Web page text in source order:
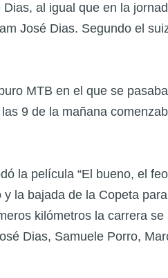
al igual que en la
José Dias. Segundo el
MTB en el que se
9 de la mañana
la película “El bueno, el
la bajada de la Copeta para
kilómetros la carrera se
Dias, Samuele Porro,